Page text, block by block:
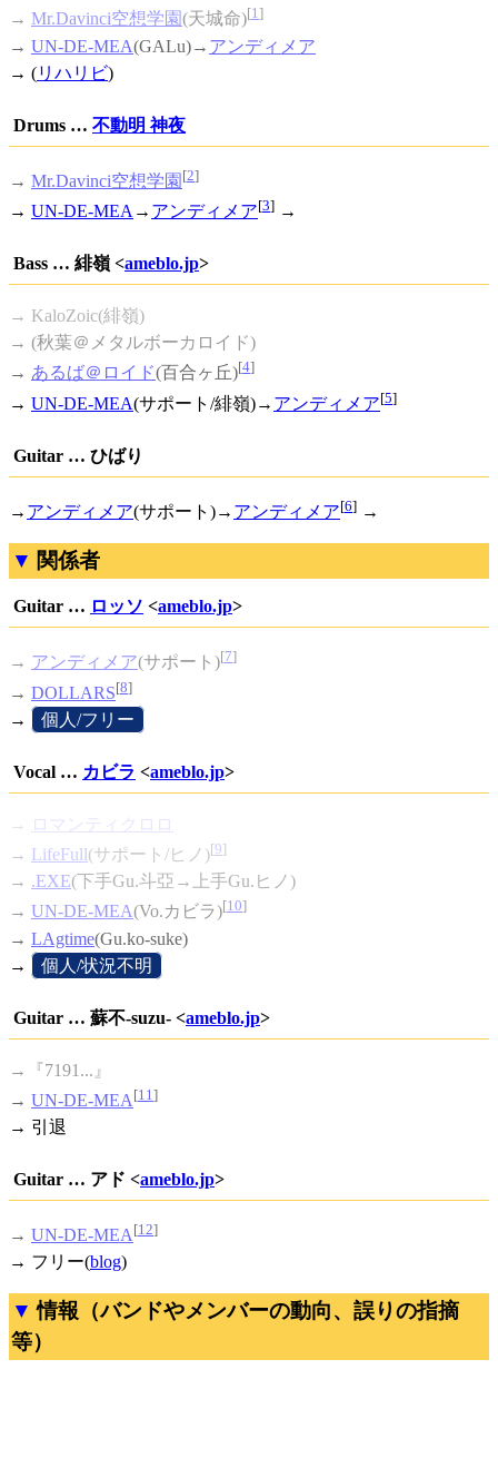
→ Mr.Davinci空想学園(天城命)[1]
→ UN-DE-MEA(GALu)→ アンディメア
→ (リハリビ)
Drums … 不動明 神夜
→ Mr.Davinci空想学園 [2]
→ UN-DE-MEA → アンディメア[3] →
Bass … 緋嶺 <ameblo.jp>
→ KaloZoic(緋嶺)
→ (秋葉＠メタルボーカロイド)
→ あるば＠ロイド(百合ヶ丘)[4]
→ UN-DE-MEA(サポート/緋嶺)→ アンディメア[5]
Guitar … ひばり
→ アンディメア(サポート)→ アンディメア[6] →
関係者
Guitar … ロッソ <ameblo.jp>
→ アンディメア(サポート)[7]
→ DOLLARS[8]
→ 個人/フリー
Vocal … カビラ <ameblo.jp>
→
ロマンティクロロ
→ LifeFull(サポート/ヒノ)[9]
→ .EXE(下手Gu.斗亞→上手Gu.ヒノ)
→ UN-DE-MEA(Vo.カビラ)[10]
→ LAgtime(Gu.ko-suke)
→
個人/状況不明
Guitar … 蘇不-suzu- <ameblo.jp>
→『7191...』
→ UN-DE-MEA [11 ]
→ 引退
Guitar … アド <ameblo.jp>
→ UN-DE-MEA [12]
→ フリー(blog)
情報（バンドやメンバーの動向、誤りの指摘
等）